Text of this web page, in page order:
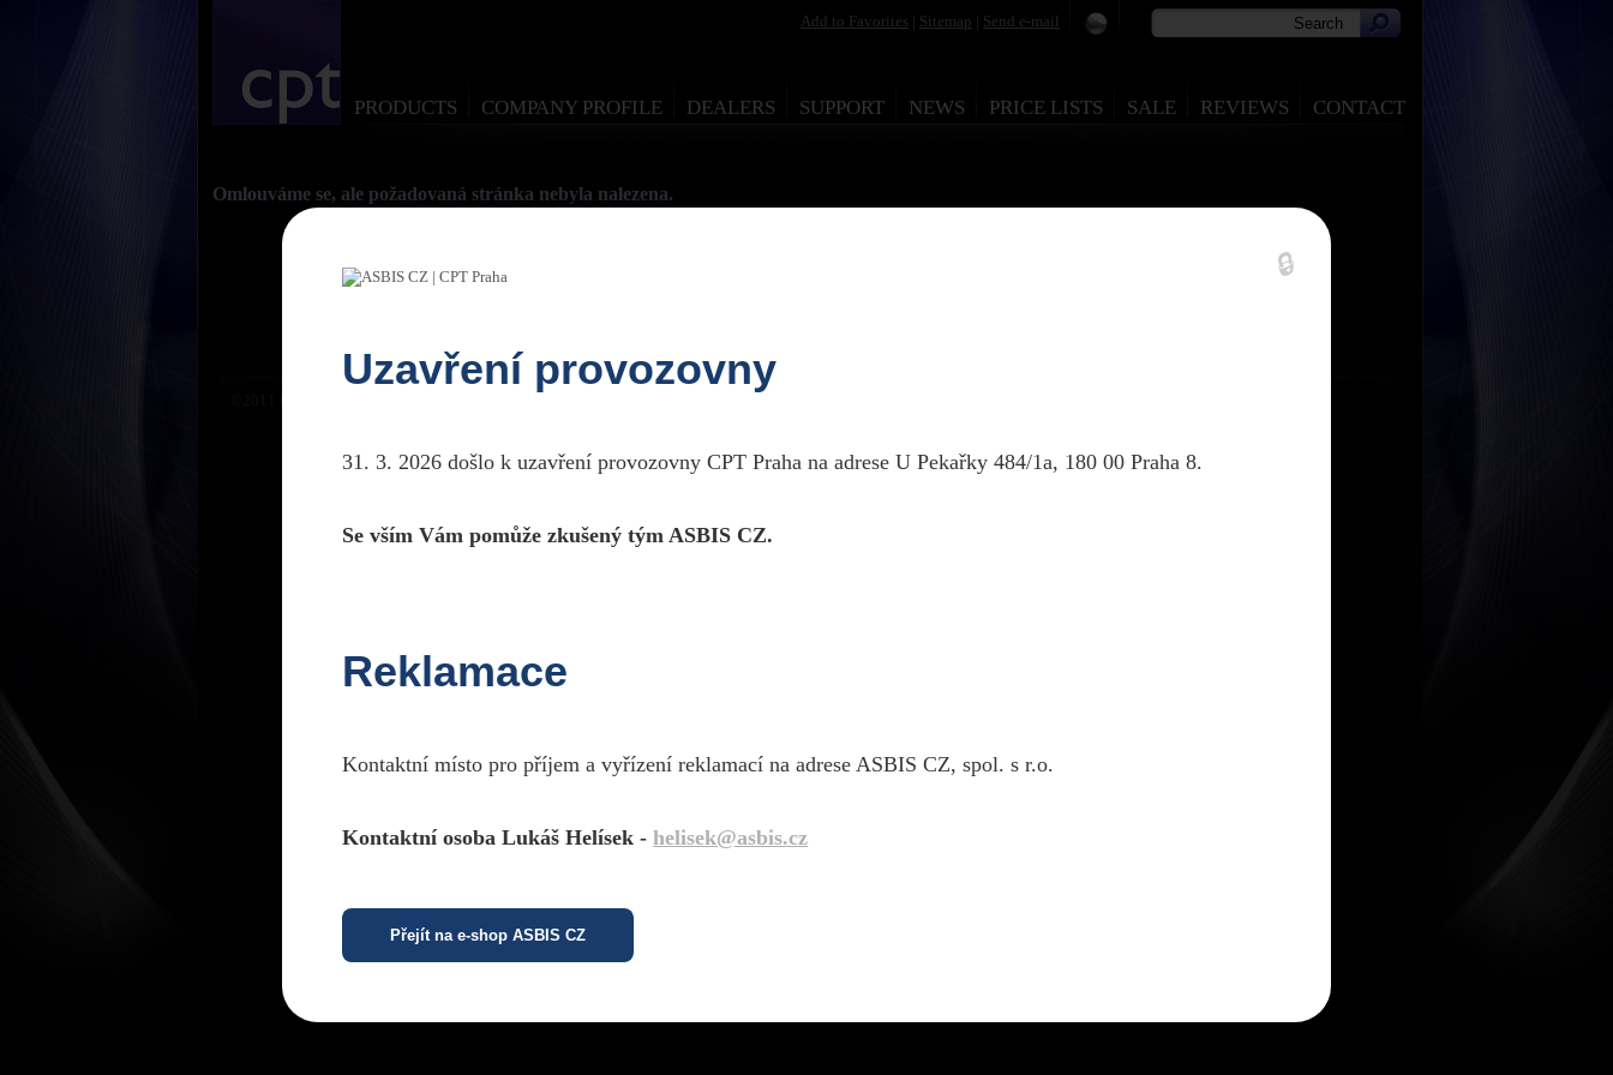
PRODUCTS COMPANY PROFILE DEALERS SUPPORT NEWS PRICE LISTS SALE REVIEWS CONTACT
Add to Favorites Sitemap Send e-mail
🔒
Uzavření provozovny
31. 3. 2026 došlo k uzavření provozovny CPT Praha na adrese U Pekařky 484/1a, 180 00 Praha 8.
Se vším Vám pomůže zkušený tým ASBIS CZ.
Reklamace
Kontaktní místo pro příjem a vyřízení reklamací na adrese ASBIS CZ, spol. s r.o.
Kontaktní osoba Lukáš Helísek -helisek@asbis.cz
Přejít na e-shop ASBIS CZ
Omlouváme se, ale požadovaná stránka nebyla nalezena.